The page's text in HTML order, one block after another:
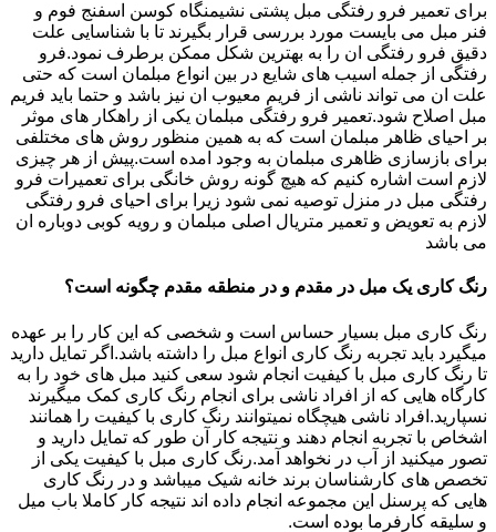
برای تعمیر فرو رفتگی مبل پشتی نشیمنگاه کوسن اسفنج فوم و
فنر مبل می بایست مورد بررسی قرار بگیرند تا با شناسایی علت
دقیق فرو رفتگی ان را به بهترین شکل ممکن برطرف نمود.فرو
رفتگی از جمله اسیب های شایع در بین انواع مبلمان است که حتی
علت ان می تواند ناشی از فریم معیوب ان نیز باشد و حتما باید فریم
مبل اصلاح شود.تعمیر فرو رفتگی مبلمان یکی از راهکار های موثر
بر احیای ظاهر مبلمان است که به همین منظور روش های مختلفی
برای بازسازی ظاهری مبلمان به وجود امده است.پیش از هر چیزی
لازم است اشاره کنیم که هیچ گونه روش خانگی برای تعمیرات فرو
رفتگی مبل در منزل توصیه نمی شود زیرا برای احیای فرو رفتگی
لازم به تعویض و تعمیر متریال اصلی مبلمان و رویه کوبی دوباره ان
می باشد
رنگ کاری یک مبل در مقدم و در منطقه مقدم چگونه است؟
رنگ کاری مبل بسیار حساس است و شخصی که این کار را بر عهده
میگیرد باید تجربه رنگ کاری انواع مبل را داشته باشد.اگر تمایل دارید
تا رنگ کاری مبل با کیفیت انجام شود سعی کنید مبل های خود را به
کارگاه هایی که از افراد ناشی برای انجام رنگ کاری کمک میگیرند
نسپارید.افراد ناشی هیچگاه نمیتوانند رنگ کاری با کیفیت را همانند
اشخاص با تجربه انجام دهند و نتیجه کار آن طور که تمایل دارید و
تصور میکنید از آب در نخواهد آمد.رنگ کاری مبل با کیفیت یکی از
تخصص های کارشناسان برند خانه شیک میباشد و در رنگ کاری
هایی که پرسنل این مجموعه انجام داده اند نتیجه کار کاملا باب میل
و سلیقه کارفرما بوده است.